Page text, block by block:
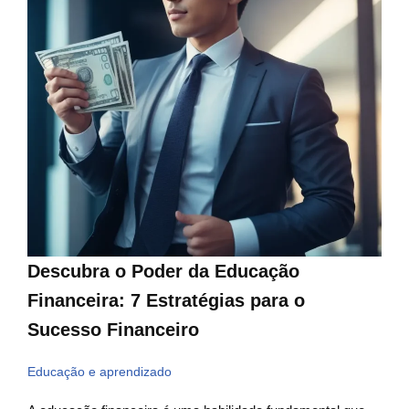
Descubra o Poder da Educação
Financeira: 7 Estratégias para o
Sucesso Financeiro
Educação e aprendizado